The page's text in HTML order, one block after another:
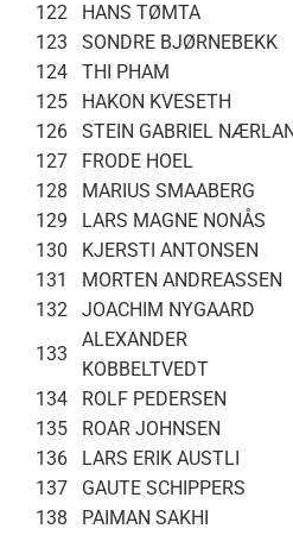
122
HANS TØMTA
123
SONDRE BJØRNEBEKK
124
THI PHAM
125
HAKON KVESETH
126
STEIN GABRIEL
127
FRODE HOEL
128
MARIUS SMAABERG
129
LARS MAGNE NONÅS
130
KJERSTI ANTONSEN
131
MORTEN ANDREASSEN
132
JOACHIM NYGAARD
133
ALEXANDER
KOBBELTVEDT
134
ROLF PEDERSEN
135
ROAR JOHNSEN
136
LARS ERIK AUSTLI
137
GAUTE SCHIPPERS
138
PAIMAN SAKHI